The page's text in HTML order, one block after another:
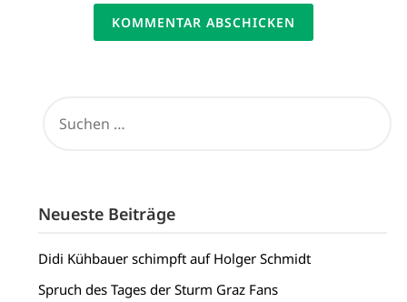
NACH:
Neueste Beiträge
Didi Kühbauer schimpft auf Holger Schmidt
Spruch des Tages der Sturm Graz Fans